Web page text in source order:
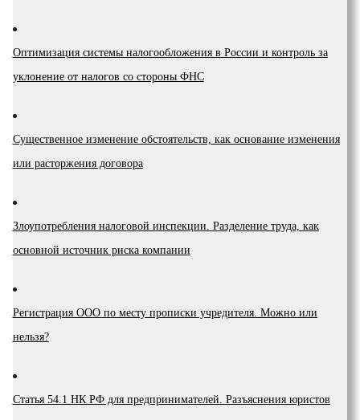
Оптимизация системы налогообложения в России и контроль за
уклонение от налогов со стороны ФНС
Существенное изменение обстоятельств, как основание изменения
или расторжения договора
Злоупотребления налоговой инспекции. Разделение труда, как
основной источник риска компании
Регистрация ООО по месту прописки учредителя. Можно или
нельзя?
Статья 54.1 НК РФ для предпринимателей. Разъяснения юристов